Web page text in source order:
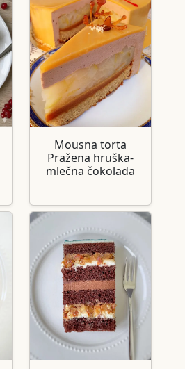
Mousna torta
Pražena hruška-
mlečna čokolada